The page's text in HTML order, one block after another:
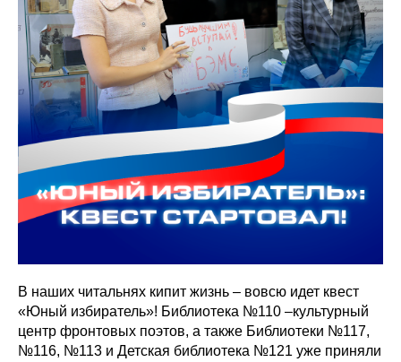
В наших читальнях кипит жизнь – вовсю идет квест
«Юный избиратель»! Библиотека №110 –культурный
центр фронтовых поэтов, а также Библиотеки №117,
№116, №113 и Детская библиотека №121 уже приняли